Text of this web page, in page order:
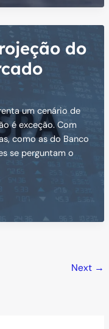
do
um cenário de
é exceção. Com
como as do Banco
se perguntam o
Next →